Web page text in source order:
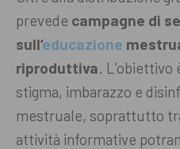
prevede campagne di
sull’educazione
riproduttiva.
stigma, imbarazzo e
mestruale, soprattutto
attività informative